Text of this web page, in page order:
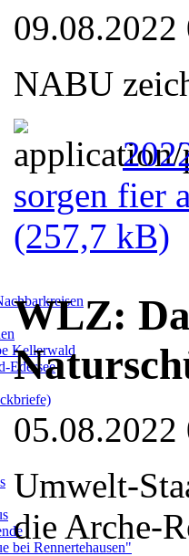
Kellerwald
Edersee
bei Rennertehausen"
09.08.2022
NABU
sorgen fier
(257,7 kB)
WLZ:
05.08.2022
Umwelt-
die Arche-